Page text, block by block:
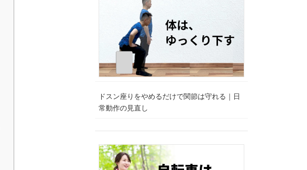
ドスン座りをやめるだけで関節は守れる｜日
常動作の見直し